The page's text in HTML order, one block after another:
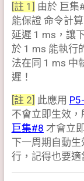
[註 1] 由於 巨集
能保證 命令計
延遲 1 ms，讓
於 1 ms 能執行
法在同 1 ms 中
遲！
[註 2] 此應用
不會立即生效
巨集#8 才會立
下一周期自動
行，記得也要適